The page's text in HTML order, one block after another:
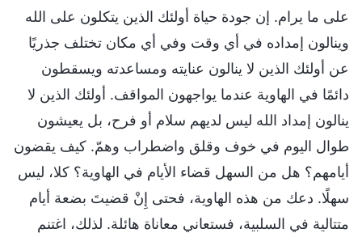
على ما يرام. إن جودة حياة أولئك الذين يتكلون على الله
وينالون إمداده في أي وقت وفي أي مكان تختلف جذريًا
عن أولئك الذين لا ينالون عنايته ومساعدته ويسقطون
دائمًا في الهاوية عندما يواجهون المواقف. أولئك الذين لا
ينالون إمداد الله ليس لديهم سلام أو فرح، بل يعيشون
طوال اليوم في خوف وقلق واضطراب وهمّ. كيف يقضون
أيامهم؟ هل من السهل قضاء الأيام في الهاوية؟ كلا، ليس
سهلًا. دعك من هذه الهاوية، فحتى إِنْ قضيتَ بضعة أيام
متتالية في السلبية، فستعاني معاناة هائلة. لذلك، اغتنم